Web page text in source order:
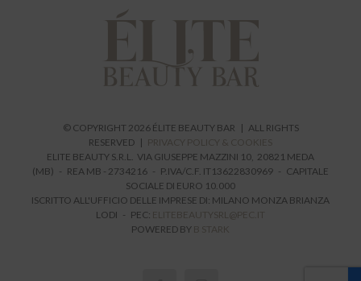
© COPYRIGHT 2026 ÉLITE BEAUTY BAR | ALL RIGHTS
RESERVED | PRIVACY POLICY & COOKIES
ELITE BEAUTY S.R.L. VIA GIUSEPPE MAZZINI 10, 20821 MEDA
(MB) - REA MB - 2734216 - P.IVA/C.F. IT13622830969 - CAPITALE
SOCIALE DI EURO 10.000
ISCRITTO ALL'UFFICIO DELLE IMPRESE DI: MILANO MONZA BRIANZA
LODI - PEC: ELITEBEAUTYSRL@PEC.IT
POWERED BY B STARK